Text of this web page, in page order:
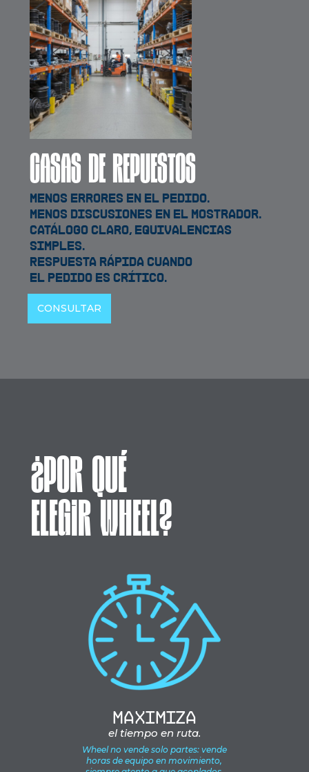
CASAS DE REPUESTOS
Menos errores en el pedido.
Menos discusiones en el mostrador.
Catálogo claro, equivalencias
simples.
Respuesta rápida cuando
el pedido es crítico.
CONSULTAR
¿POR QUÉ
ELEGIR WHEEL?
Maximiza
el tiempo en ruta.
Wheel no vende solo partes: vende
horas de equipo en movimiento,